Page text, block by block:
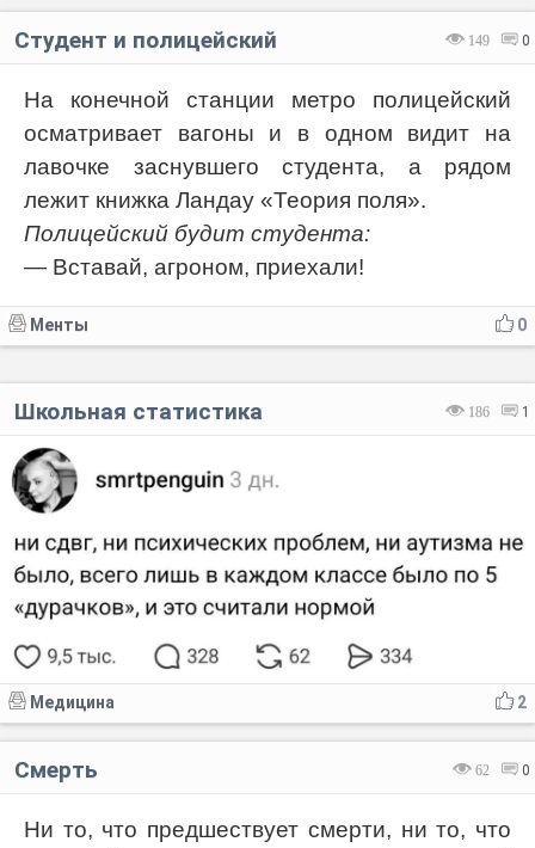
149 0
Студент и полицейский
На конечной станции метро полицейский
осматривает вагоны и в одном видит на
лавочке заснувшего студента, а рядом
лежит книжка Ландау «Теория поля».
Полицейский будит студента:
— Вставай, агроном, приехали!
0
Менты
186 1
Школьная статистика
2
Медицина
62 0
Смерть
Ни то, что предшествует смерти, ни то, что